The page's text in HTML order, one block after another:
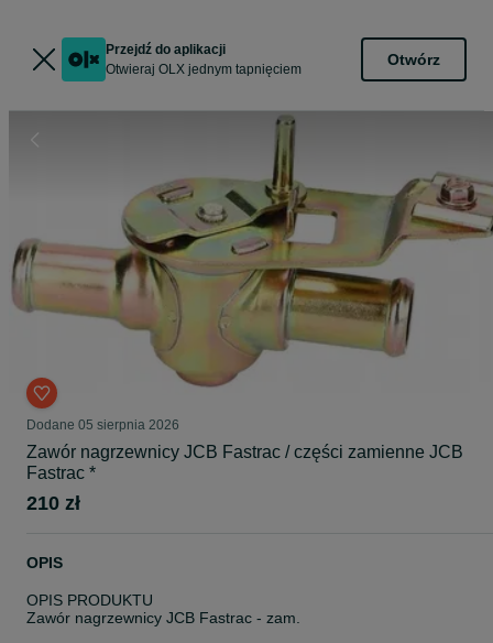
Przejdź do aplikacji
Otwieraj OLX jednym tapnięciem
Otwórz
Dodane 05 sierpnia 2026
Zawór nagrzewnicy JCB Fastrac / części zamienne JCB
Fastrac *
210 zł
OPIS
OPIS PRODUKTU
Zawór nagrzewnicy JCB Fastrac - zam.